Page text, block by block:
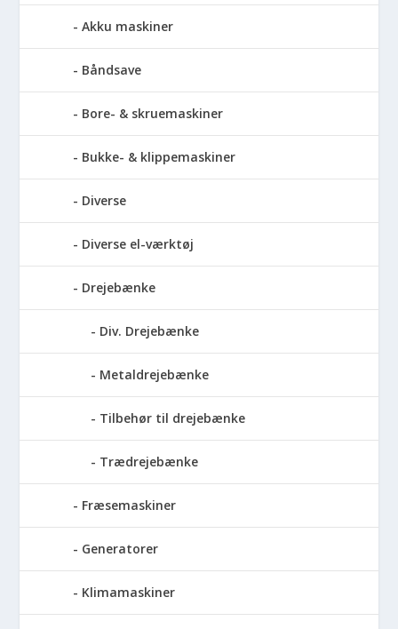
Akku maskiner
Båndsave
Bore- & skruemaskiner
Bukke- & klippemaskiner
Diverse
Diverse el-værktøj
Drejebænke
Div. Drejebænke
Metaldrejebænke
Tilbehør til drejebænke
Trædrejebænke
Fræsemaskiner
Generatorer
Klimamaskiner